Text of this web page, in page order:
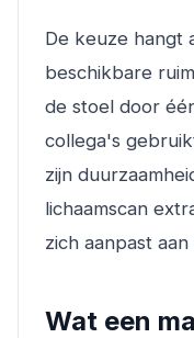
De keuze hangt
beschikbare
de stoel door
collega's
zijn
lichaamscan
zich aanpast
Wat een